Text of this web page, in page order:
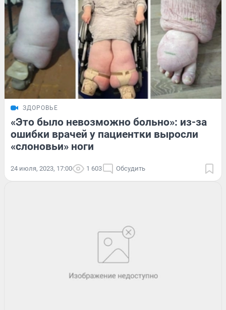
ЗДОРОВЬЕ
«Это было невозможно больно»: из-за
ошибки врачей у пациентки выросли
«слоновьи» ноги
24 июля, 2023, 17:00 1 603 Обсудить